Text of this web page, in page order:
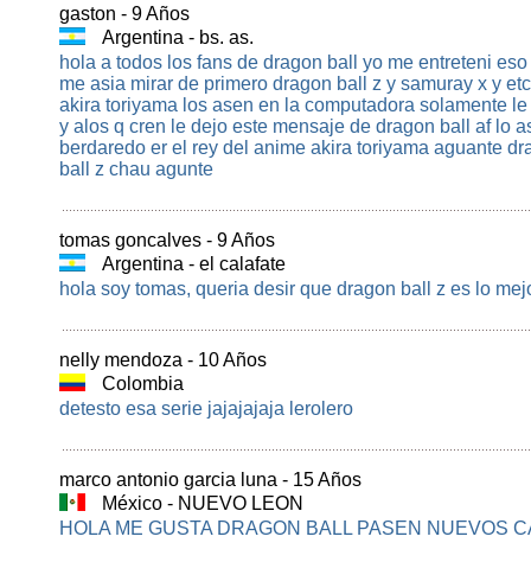
gaston - 9 Años
Argentina - bs. as.
hola a todos los fans de dragon ball yo me entreteni
me asia mirar de primero dragon ball z y samuray x y
akira toriyama los asen en la computadora solamente
y alos q cren le dejo este mensaje de dragon ball af lo
berdaredo er el rey del anime akira toriyama aguante
ball z chau agunte
tomas goncalves - 9 Años
Argentina - el calafate
hola soy tomas, queria desir que dragon ball z es lo
nelly mendoza - 10 Años
Colombia
detesto esa serie jajajajaja lerolero
marco antonio garcia luna - 15 Años
México - NUEVO LEON
HOLA ME GUSTA DRAGON BALL PASEN NUEVOS